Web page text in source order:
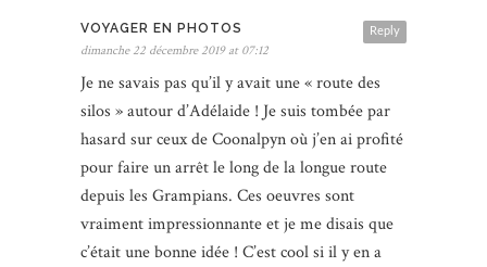
Reply
VOYAGER EN PHOTOS
dimanche 22 décembre 2019 at 07:12
Je ne savais pas qu’il y avait une « route des
silos » autour d’Adélaide ! Je suis tombée par
hasard sur ceux de Coonalpyn où j’en ai profité
pour faire un arrêt le long de la longue route
depuis les Grampians. Ces oeuvres sont
vraiment impressionnante et je me disais que
c’était une bonne idée ! C’est cool si il y en a